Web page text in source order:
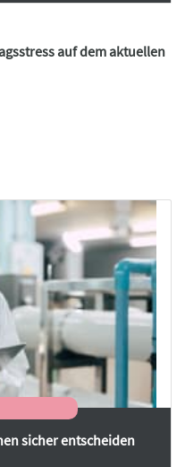
auf dem aktuellen
sicher entscheiden